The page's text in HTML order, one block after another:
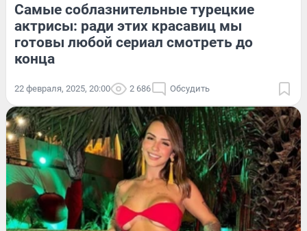
Самые соблазнительные турецкие
актрисы: ради этих красавиц мы
готовы любой сериал смотреть до
конца
22 февраля, 2025, 20:00 2 686 Обсудить